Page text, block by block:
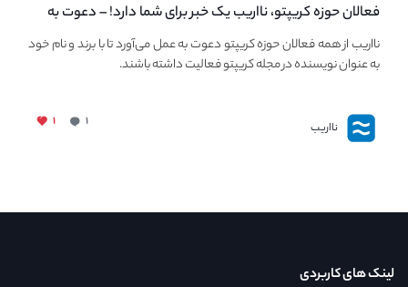
فعالان حوزه کریپتو، نااریب یک خبر برای شما دارد! – دعوت به
فعالیت در مجله کریپتو
نااریب از همه فعالان حوزه کریپتو دعوت به عمل می‌آورد تا با برند و نام خود
به عنوان نویسنده در مجله کریپتو فعالیت داشته باشند.
نااریب ۱ ۱
لینک های کاربردی